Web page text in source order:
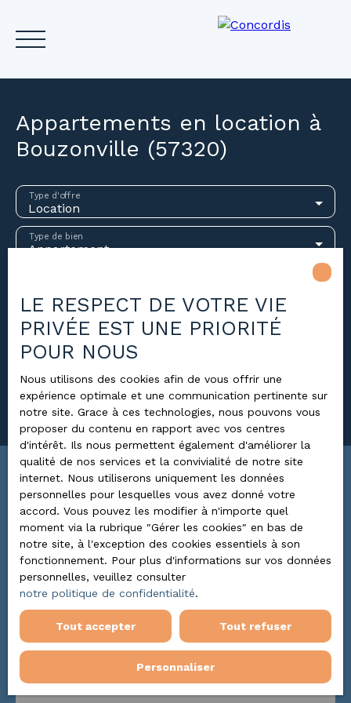
Estimez votre bien
Appartements en location à
Bouzonville (57320)
Location
Type d'offre
Appartement
Type de bien
Loyer max (€/mois)
Rechercher
Pertinence
Trier par
ALERTE MAIL
Coup de cœur
LE RESPECT DE VOTRE VIE
PRIVÉE EST UNE PRIORITÉ
POUR NOUS
Nous utilisons des cookies afin de vous offrir une
expérience optimale et une communication pertinente sur
notre site. Grace à ces technologies, nous pouvons vous
proposer du contenu en rapport avec vos centres
d'intérêt. Ils nous permettent également d'améliorer la
qualité de nos services et la convivialité de notre site
internet. Nous utiliserons uniquement les données
personnelles pour lesquelles vous avez donné votre
accord. Vous pouvez les modifier à n'importe quel
moment via la rubrique ″Gérer les cookies″ en bas de
notre site, à l'exception des cookies essentiels à son
fonctionnement. Pour plus d'informations sur vos données
personnelles, veuillez consulter
notre politique de confidentialité.
Tout accepter Tout refuser
Personnaliser